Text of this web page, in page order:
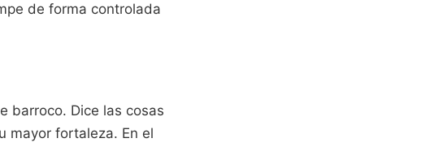
de forma controlada
barroco. Dice las cosas
mayor fortaleza. En el